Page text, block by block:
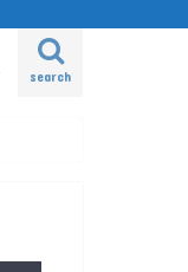
search